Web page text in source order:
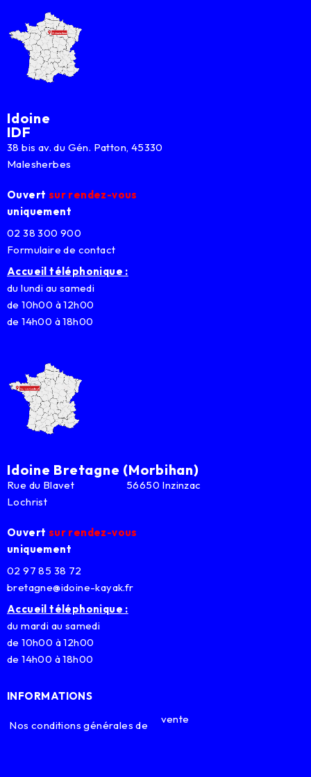
Idoine
IDF
38 bis av. du Gén. Patton, 45330
Malesherbes
Ouvert sur rendez-vous
uniquement
02 38 300 900
Formulaire de contact
Accueil téléphonique :
du lundi au samedi
de 10h00 à 12h00
de 14h00 à 18h00
Idoine Bretagne (Morbihan)
Rue du Blavet 56650 Inzinzac
Lochrist
Ouvert sur rendez-vous
uniquement
02 97 85 38 72
bretagne@idoine-kayak.fr
Accueil téléphonique :
du mardi au samedi
de 10h00 à 12h00
de 14h00 à 18h00
INFORMATIONS
Nos conditions générales de vente